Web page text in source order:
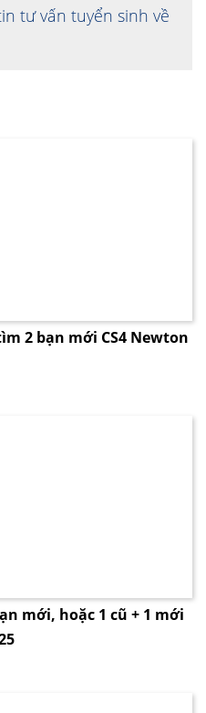
tư vấn tuyển sinh về
2 bạn mới CS4 Newton
mới, hoặc 1 cũ + 1 mới